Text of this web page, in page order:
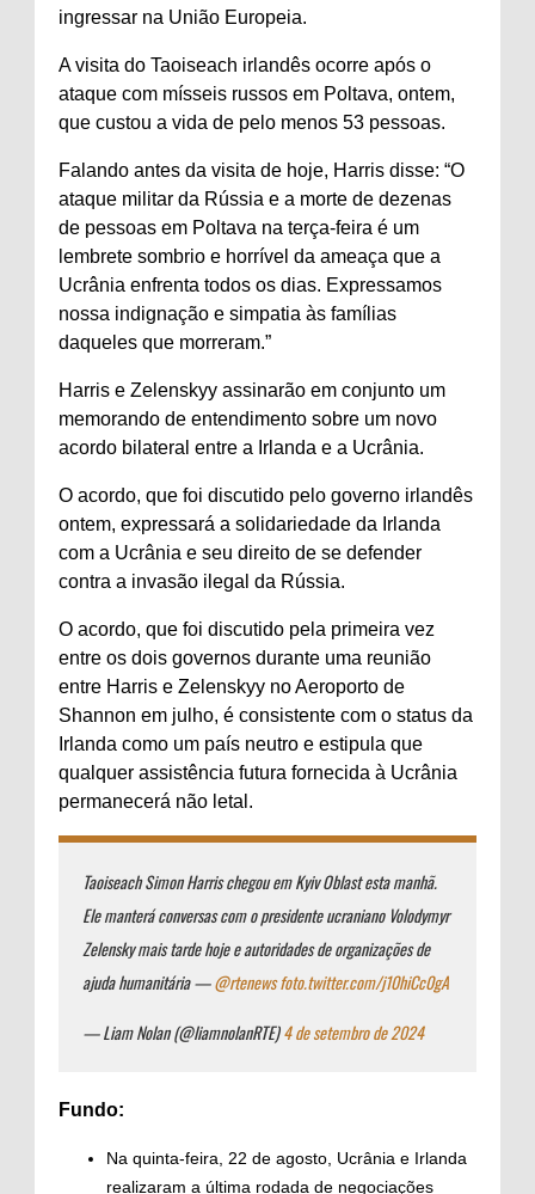
ingressar na União Europeia.
A visita do Taoiseach irlandês ocorre após o
ataque com mísseis russos em Poltava, ontem,
que custou a vida de pelo menos 53 pessoas.
Falando antes da visita de hoje, Harris disse: “O
ataque militar da Rússia e a morte de dezenas
de pessoas em Poltava na terça-feira é um
lembrete sombrio e horrível da ameaça que a
Ucrânia enfrenta todos os dias. Expressamos
nossa indignação e simpatia às famílias
daqueles que morreram.”
Harris e Zelenskyy assinarão em conjunto um
memorando de entendimento sobre um novo
acordo bilateral entre a Irlanda e a Ucrânia.
O acordo, que foi discutido pelo governo irlandês
ontem, expressará a solidariedade da Irlanda
com a Ucrânia e seu direito de se defender
contra a invasão ilegal da Rússia.
O acordo, que foi discutido pela primeira vez
entre os dois governos durante uma reunião
entre Harris e Zelenskyy no Aeroporto de
Shannon em julho, é consistente com o status da
Irlanda como um país neutro e estipula que
qualquer assistência futura fornecida à Ucrânia
permanecerá não letal.
Taoiseach Simon Harris chegou em Kyiv Oblast esta manhã.
Ele manterá conversas com o presidente ucraniano Volodymyr
Zelensky mais tarde hoje e autoridades de organizações de
ajuda humanitária —@rtenewsfoto.twitter.com/j10hiCc0gA
— Liam Nolan (@liamnolanRTE)4 de setembro de 2024
Fundo:
Na quinta-feira, 22 de agosto, Ucrânia e Irlanda
realizaram a última rodada de negociações